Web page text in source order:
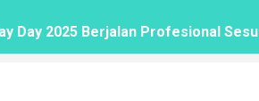
Day 2025 Berjalan Profesional